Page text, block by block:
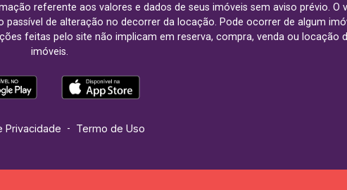
referente aos valores e dados de seus imóveis sem aviso prévio. O
de alteração no decorrer da locação. Pode ocorrer de algum
feitas pelo site não implicam em reserva, compra, venda ou locação
imóveis.
Privacidade - Termo de Uso